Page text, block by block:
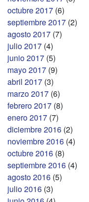
octubre 2017 (6)
septiembre 2017 (2)
agosto 2017 (7)
julio 2017 (4)
junio 2017 (5)
mayo 2017 (9)
abril 2017 (3)
marzo 2017 (6)
febrero 2017 (8)
enero 2017 (7)
diciembre 2016 (2)
noviembre 2016 (4)
octubre 2016 (8)
septiembre 2016 (4)
agosto 2016 (5)
julio 2016 (3)